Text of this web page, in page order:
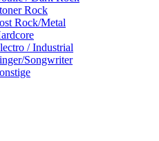
Rock
Rock/Metal
/ Industrial
Songwriter